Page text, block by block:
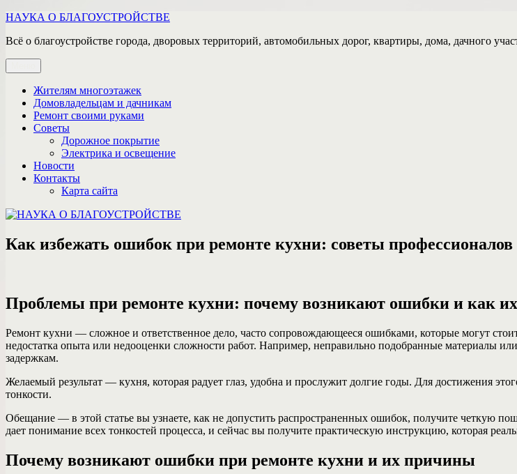
Перейти
содержимому
НАУКА О БЛАГОУСТРОЙСТВЕ
Всё о благоустройстве города, дворовых территорий, автомобильных дорог, квартиры, дома, дачного
Жителям многоэтажек
Домовладельцам и дачникам
Ремонт своими руками
Советы
Дорожное покрытие
Электрика и освещение
Новости
Контакты
Карта сайта
Как избежать ошибок при ремонте кухни: советы профессионалов
Проблемы при ремонте кухни: почему возникают ошибки и как
Ремонт кухни — сложное и ответственное дело, часто сопровождающееся ошибками, которые могут
недостатка опыта или недооценки сложности работ. Например, неправильно подобранные материалы
задержкам.
Желаемый результат — кухня, которая радует глаз, удобна и прослужит долгие годы. Для достижения
тонкости.
Обещание — в этой статье вы узнаете, как не допустить распространенных ошибок, получите четкую
дает понимание всех тонкостей процесса, и сейчас вы получите практическую инструкцию, которая
Почему возникают ошибки при ремонте кухни и их причины